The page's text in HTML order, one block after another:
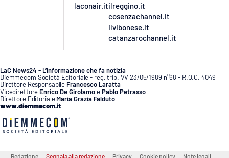
laconair.itilreggino.it
cosenzachannel.it
ilvibonese.it
catanzarochannel.it
LaC News24 - L’informazione che fa notizia
Diemmecom Società Editoriale - reg. trib. VV 23/05/1989 n°68 - R.O.C. 4049
Direttore Responsabile Francesco Laratta
Vicedirettore Enrico De GirolamoePablo Petrasso
Direttore Editoriale Maria Grazia Falduto
www.diemmecom.it
Redazione Segnala alla redazione Privacy Cookie policy Note legali